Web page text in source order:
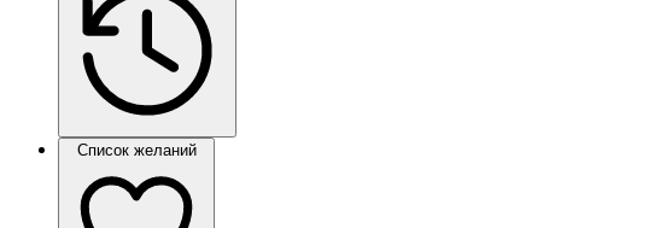
Список желаний